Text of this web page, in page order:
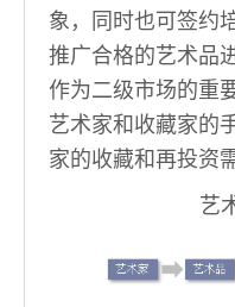
象，同时也可签约
推广合格的艺术品
作为二级市场的重
艺术家和收藏家的
家的收藏和再投资
艺